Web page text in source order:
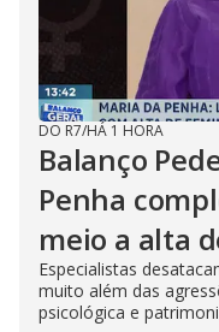
DO R7/HÁ 1 HORA
Balanço
Penha
meio a alta
Especialistas
muito além das
psicológica e